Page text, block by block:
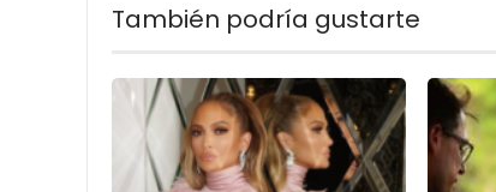
También podría gustarte